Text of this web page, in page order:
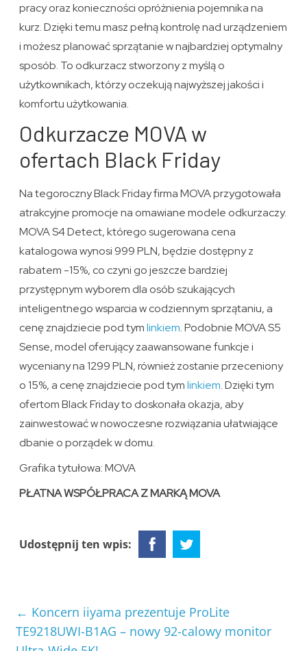
pracy oraz konieczności opróżnienia pojemnika na
kurz. Dzięki temu masz pełną kontrolę nad urządzeniem
i możesz planować sprzątanie w najbardziej optymalny
sposób. To odkurzacz stworzony z myślą o
użytkownikach, którzy oczekują najwyższej jakości i
komfortu użytkowania.
Odkurzacze MOVA w
ofertach Black Friday
Na tegoroczny Black Friday firma MOVA przygotowała
atrakcyjne promocje na omawiane modele odkurzaczy.
MOVA S4 Detect, którego sugerowana cena
katalogowa wynosi 999 PLN, będzie dostępny z
rabatem -15%, co czyni go jeszcze bardziej
przystępnym wyborem dla osób szukających
inteligentnego wsparcia w codziennym sprzątaniu, a
cenę znajdziecie pod tymlinkiem. Podobnie MOVA S5
Sense, model oferujący zaawansowane funkcje i
wyceniany na 1299 PLN, również zostanie przeceniony
o 15%, a cenę znajdziecie pod tymlinkiem. Dzięki tym
ofertom Black Friday to doskonała okazja, aby
zainwestować w nowoczesne rozwiązania ułatwiające
dbanie o porządek w domu.
Grafika tytułowa: MOVA
PŁATNA WSPÓŁPRACA Z MARKĄ MOVA
Udostępnij ten wpis:
← Koncern iiyama prezentuje ProLite
TE9218UWI-B1AG – nowy 92-calowy monitor